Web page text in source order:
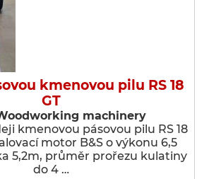
kmenovou pilu RS 18
GT
machinery
kmenovou pásovou pilu RS 18
motor B&S o výkonu 6,5
5,2m, průměr prořezu kulatiny
do 4 …